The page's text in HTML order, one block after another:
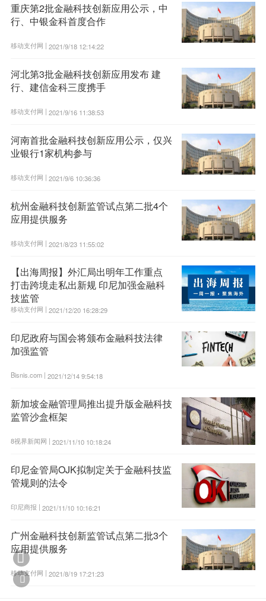
重庆第2批金融科技创新应用公示，中
行、中银金科首度合作
移动支付网 | 2021/9/18 12:14:22
河北第3批金融科技创新应用发布 建
行、建信金科三度携手
移动支付网 | 2021/9/16 11:38:53
河南首批金融科技创新应用公示，仅兴
业银行1家机构参与
移动支付网 | 2021/9/6 10:36:36
杭州金融科技创新监管试点第二批4个
应用提供服务
移动支付网 | 2021/8/23 11:55:02
【出海周报】外汇局出明年工作重点
打击跨境走私出新规 印尼加强金融科
技监管
移动支付网 | 2021/12/20 16:28:29
印尼政府与国会将颁布金融科技法律
加强监管
Bisnis.com | 2021/12/14 9:54:18
新加坡金融管理局推出提升版金融科技
监管沙盒框架
8视界新闻网 | 2021/11/10 10:18:24
印尼金管局OJK拟制定关于金融科技监
管规则的法令
印尼商报 | 2021/11/10 10:16:21
广州金融科技创新监管试点第二批3个
应用提供服务
移动支付网 | 2021/8/19 17:21:23

